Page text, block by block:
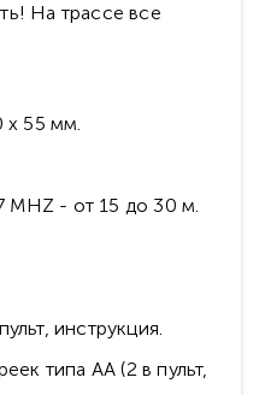
На трассе все
х 55 мм.
MHZ - от 15 до 30 м.
инструкция.
типа АА (2 в пульт,